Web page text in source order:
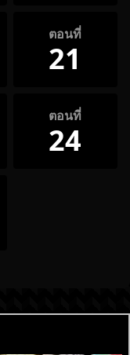
ตอนที่
21
ตอนที่
24